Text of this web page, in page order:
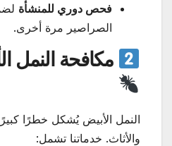
فحص دوري للمنشأة
الصراصير مرة أخرى.
مكافحة النمل
النمل الأبيض يُشكل خطرًا
والأثاث. خدماتنا تشمل: